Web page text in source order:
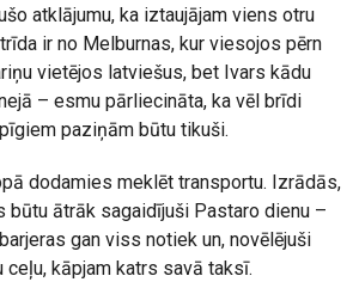
atklājumu, ka iztaujājam viens otru
ir no Melburnas, kur viesojos pērn
vietējos latviešus, bet Ivars kādu
– esmu pārliecināta, ka vēl brīdi
paziņām būtu tikuši.
dodamies meklēt transportu. Izrādās,
būtu ātrāk sagaidījuši Pastaro dienu –
gan viss notiek un, novēlējuši
kāpjam katrs savā taksī.